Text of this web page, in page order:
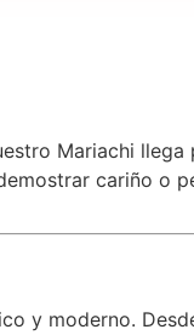
Mariachi
cariño o
y moderno.